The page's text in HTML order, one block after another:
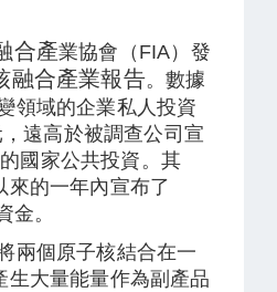
合產業協會（FIA）發
融合產業報告。數據
領域的企業私人投資
遠高於被調查公司宣
國家公共投資。其
來的一年內宣布了
金。
兩個原子核結合在一
生大量能量作為副產品